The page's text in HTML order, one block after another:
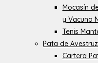
Mocasín
y Vacuno
Tenis
Pata de Avestruz
Cartera